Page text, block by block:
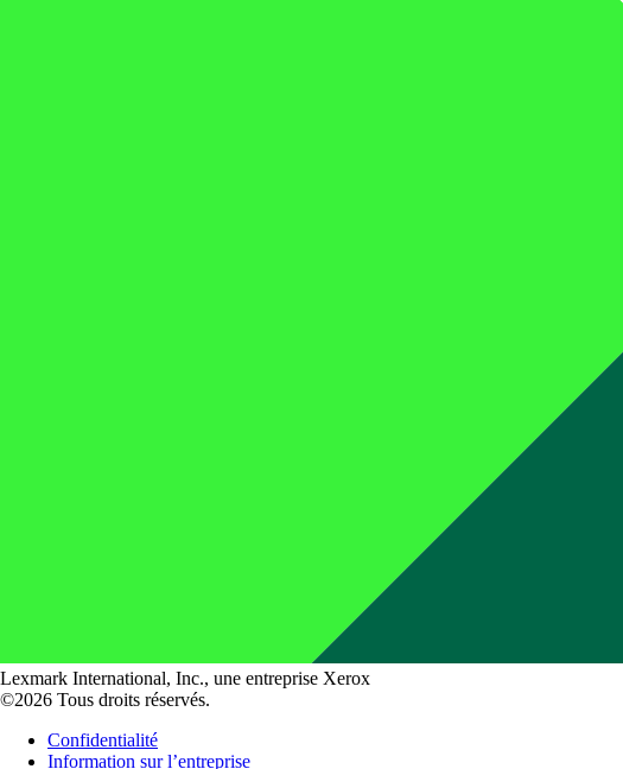
Lexmark International, Inc., une entreprise Xerox
©2026 Tous droits réservés.
Confidentialité
Information sur l’entreprise